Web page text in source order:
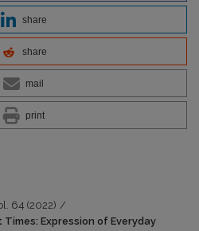
share
share
mail
print
64 (2022) /
Expression of Everyday